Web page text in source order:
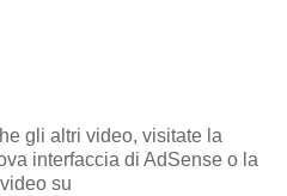
gli altri video, visitate la
interfaccia di AdSense o la
su